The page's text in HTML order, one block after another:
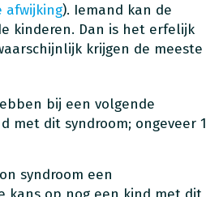
afwijking). Iemand kan de
kinderen. Dan is het erfelijk
krijgen de meeste
bij een volgende
met dit syndroom; ongeveer 1
syndroom een